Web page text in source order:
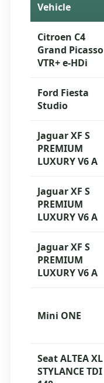
Vehicle
Citroen C4
Grand Picasso
VTR+ e-HDi
Ford Fiesta
Studio
Jaguar XF S
PREMIUM
LUXURY V6 A
Jaguar XF S
PREMIUM
LUXURY V6 A
Jaguar XF S
PREMIUM
LUXURY V6 A
Mini ONE
Seat ALTEA XL
STYLANCE TDI